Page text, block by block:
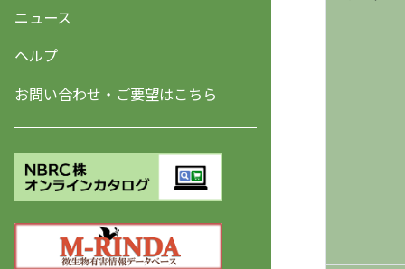
ニュース
ヘルプ
お問い合わせ・ご要望はこちら